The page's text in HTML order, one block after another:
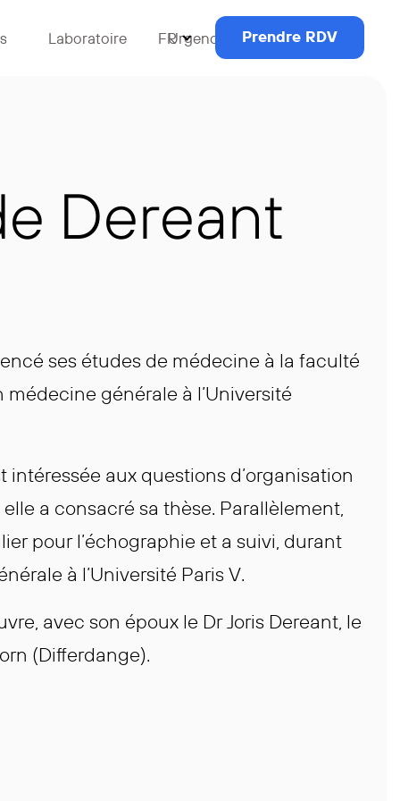
Laboratoire Urgences Contact
FR Prendre RDV
Dereant
ses études de médecine à la faculté
médecine générale à l’Université
intéressée aux questions d’organisation
a consacré sa thèse. Parallèlement,
pour l’échographie et a suivi, durant
à l’Université Paris V.
avec son époux le Dr Joris Dereant, le
(Differdange).